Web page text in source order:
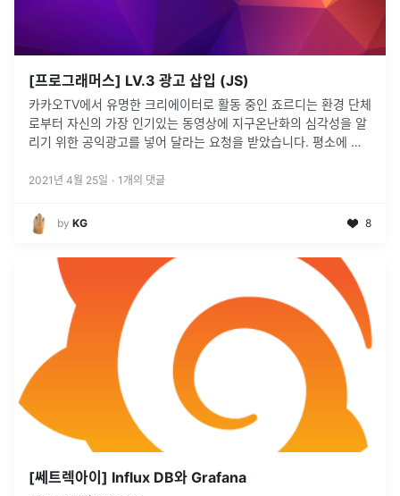
[프로그래머스] LV.3 광고 삽입 (JS)
카카오TV에서 유명한 크리에이터로 활동 중인 죠르디는 환경 단체
로부터 자신의 가장 인기있는 동영상에 지구온난화의 심각성을 알
리기 위한 공익광고를 넣어 달라는 요청을 받았습니다. 평소에 환
효과를 높이기 위해...
2021년 4월 25일 · 1 개의 댓글
by KG 8
[쎄트렉아이] Influx DB와 Grafana